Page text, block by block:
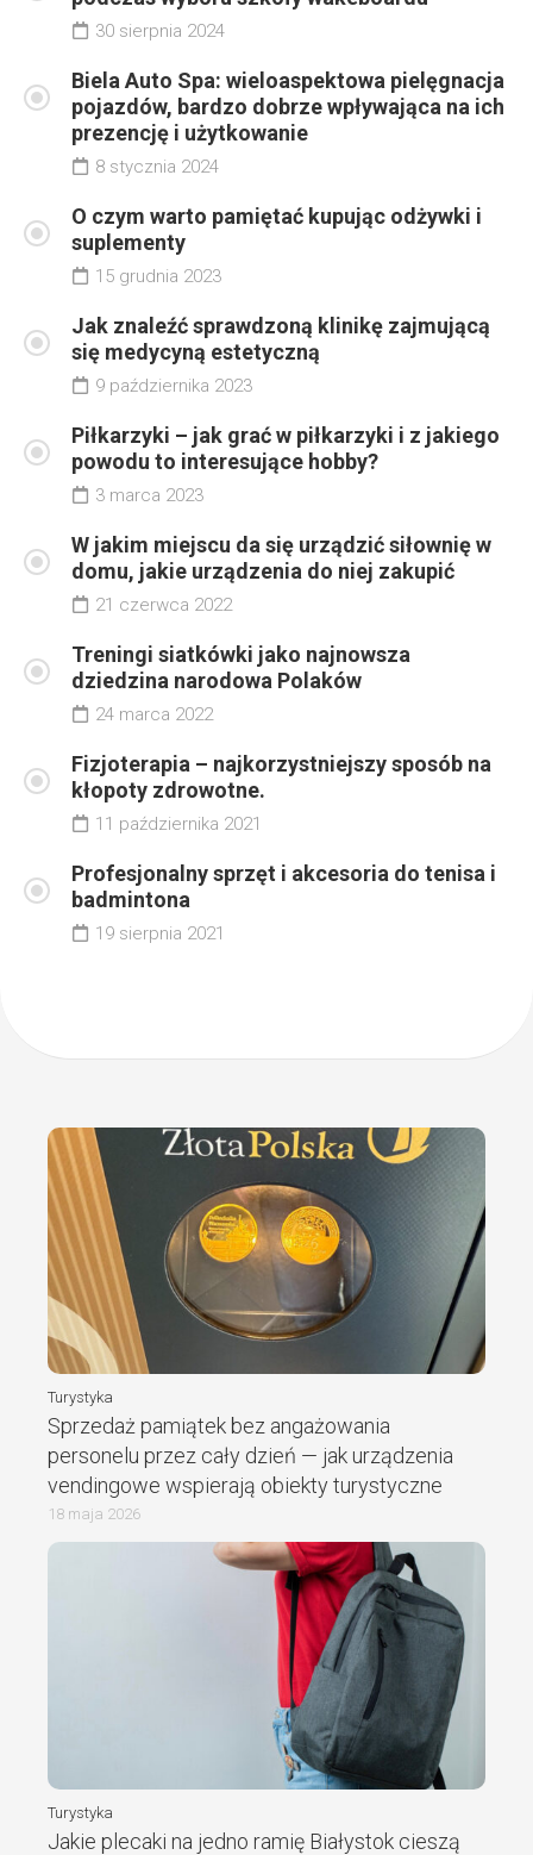
30 sierpnia 2024
Biela Auto Spa: wieloaspektowa pielęgnacja
pojazdów, bardzo dobrze wpływająca na ich
prezencję i użytkowanie
8 stycznia 2024
O czym warto pamiętać kupując odżywki i
suplementy
15 grudnia 2023
Jak znaleźć sprawdzoną klinikę zajmującą
się medycyną estetyczną
9 października 2023
Piłkarzyki – jak grać w piłkarzyki i z jakiego
powodu to interesujące hobby?
3 marca 2023
W jakim miejscu da się urządzić siłownię w
domu, jakie urządzenia do niej zakupić
21 czerwca 2022
Treningi siatkówki jako najnowsza
dziedzina narodowa Polaków
24 marca 2022
Fizjoterapia – najkorzystniejszy sposób na
kłopoty zdrowotne.
11 października 2021
Profesjonalny sprzęt i akcesoria do tenisa i
badmintona
19 sierpnia 2021
Turystyka
Sprzedaż pamiątek bez angażowania
personelu przez cały dzień — jak urządzenia
vendingowe wspierają obiekty turystyczne
18 maja 2026
Turystyka
Jakie plecaki na jedno ramię Białystok cieszą